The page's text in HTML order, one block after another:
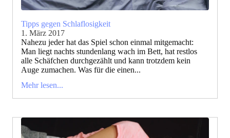
Tipps gegen Schlaflosigkeit
1. März 2017
Nahezu jeder hat das Spiel schon einmal mitgemacht:
Man liegt nachts stundenlang wach im Bett, hat restlos
alle Schäfchen durchgezählt und kann trotzdem kein
Auge zumachen. Was für die einen...
Mehr lesen...